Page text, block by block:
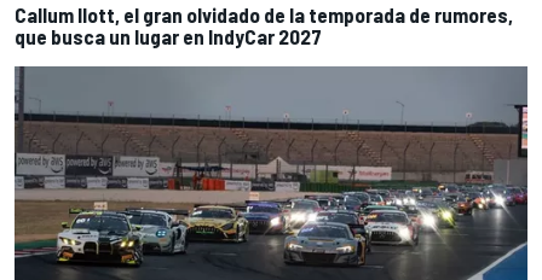
Callum Ilott, el gran olvidado de la temporada de rumores,
que busca un lugar en IndyCar 2027